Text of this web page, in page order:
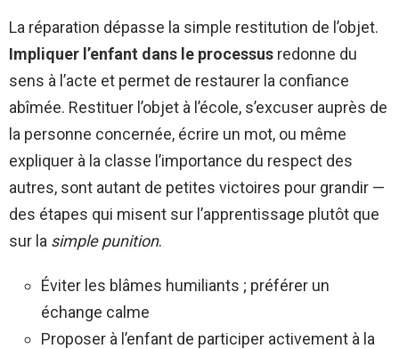
La réparation dépasse la simple restitution de l’objet.
Impliquer l’enfant dans le processus redonne du
sens à l’acte et permet de restaurer la confiance
abîmée. Restituer l’objet à l’école, s’excuser auprès de
la personne concernée, écrire un mot, ou même
expliquer à la classe l’importance du respect des
autres, sont autant de petites victoires pour grandir —
des étapes qui misent sur l’apprentissage plutôt que
sur la simple punition.
Éviter les blâmes humiliants ; préférer un
échange calme
Proposer à l’enfant de participer activement à la